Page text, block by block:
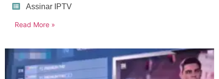
Assinar IPTV
Read More »